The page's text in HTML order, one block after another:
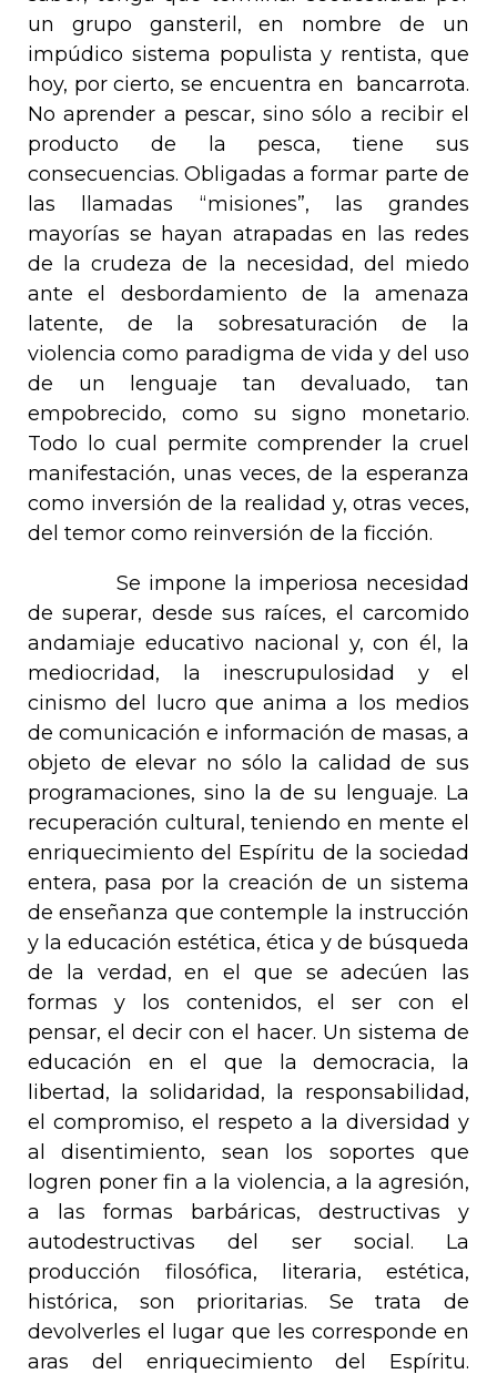
un grupo gansteril, en nombre de un
impúdico sistema populista y rentista, que
hoy, por cierto, se encuentra en
bancarrota.
No aprender a pescar, sino sólo a recibir el
producto de la pesca, tiene sus
consecuencias. Obligadas a formar parte de
las llamadas “misiones”, las grandes
mayorías se hayan atrapadas en las redes
de la crudeza de la necesidad, del miedo
ante el desbordamiento de la amenaza
latente, de la sobresaturación de la
violencia como paradigma de vida y del uso
de un lenguaje tan devaluado, tan
empobrecido, como su signo monetario.
Todo lo cual permite comprender la cruel
manifestación, unas veces, de la esperanza
como inversión de la realidad y, otras veces,
del temor como reinversión de la ficción.
Se impone la imperiosa necesidad
de superar, desde sus raíces, el carcomido
andamiaje educativo nacional y, con él, la
mediocridad, la inescrupulosidad y el
cinismo del lucro que anima a los medios
de comunicación e información de masas, a
objeto de elevar no sólo la calidad de sus
programaciones, sino la de su lenguaje. La
recuperación cultural, teniendo en mente el
enriquecimiento del Espíritu de la sociedad
entera, pasa por la creación de un sistema
de enseñanza que contemple la instrucción
y la educación estética, ética y de búsqueda
de la verdad, en el que se adecúen las
formas y los contenidos, el ser con el
pensar, el decir con el hacer. Un sistema de
educación en el que la democracia, la
libertad, la solidaridad, la responsabilidad,
el compromiso, el respeto a la diversidad y
al disentimiento, sean los soportes que
logren poner fin a la violencia, a la agresión,
a las formas barbáricas, destructivas y
autodestructivas del ser social. La
producción filosófica, literaria, estética,
histórica, son prioritarias. Se trata de
devolverles el lugar que les corresponde en
aras del enriquecimiento del Espíritu.